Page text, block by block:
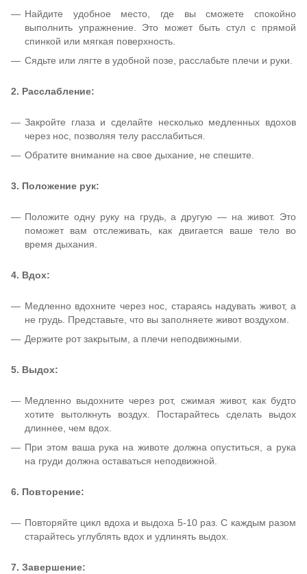
Найдите удобное место, где вы сможете спокойно
выполнить упражнение. Это может быть стул с прямой
спинкой или мягкая поверхность.
Сядьте или лягте в удобной позе, расслабьте плечи и руки.
2. Расслабление:
Закройте глаза и сделайте несколько медленных вдохов
через нос, позволяя телу расслабиться.
Обратите внимание на свое дыхание, не спешите.
3. Положение рук:
Положите одну руку на грудь, а другую — на живот. Это
поможет вам отслеживать, как двигается ваше тело во
время дыхания.
4. Вдох:
Медленно вдохните через нос, стараясь надувать живот, а
не грудь. Представьте, что вы заполняете живот воздухом.
Держите рот закрытым, а плечи неподвижными.
5. Выдох:
Медленно выдохните через рот, сжимая живот, как будто
хотите вытолкнуть воздух. Постарайтесь сделать выдох
длиннее, чем вдох.
При этом ваша рука на животе должна опуститься, а рука
на груди должна оставаться неподвижной.
6. Повторение:
Повторяйте цикл вдоха и выдоха 5-10 раз. С каждым разом
старайтесь углублять вдох и удлинять выдох.
7. Завершение: